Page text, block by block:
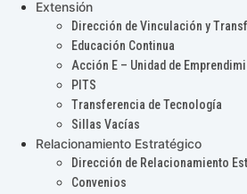
Extensión
Dirección de Vinculación y
Educación Continua
Acción E – Unidad de
PITS
Transferencia de Tecnología
Sillas Vacías
Relacionamiento Estratégico
Dirección de Relacionamiento
Convenios